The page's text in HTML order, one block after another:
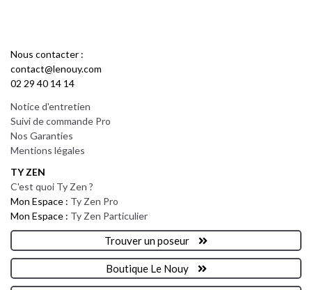
Nous contacter :
contact@lenouy.com
02 29 40 14 14
Notice d'entretien
Suivi de commande Pro
Nos Garanties
Mentions légales
TY ZEN
C'est quoi Ty Zen ?
Mon Espace : Ty Zen Pro
Mon Espace : Ty Zen Particulier
Trouver un poseur
Boutique Le Nouy